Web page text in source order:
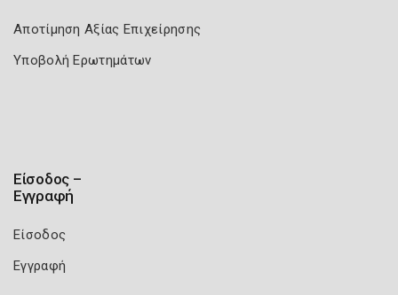
Αποτίμηση Αξίας Επιχείρησης
Υποβολή Ερωτημάτων
Είσοδος –
Εγγραφή
Είσοδος
Εγγραφή